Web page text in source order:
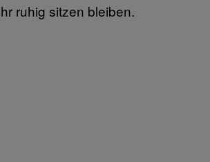
ruhig sitzen bleiben.